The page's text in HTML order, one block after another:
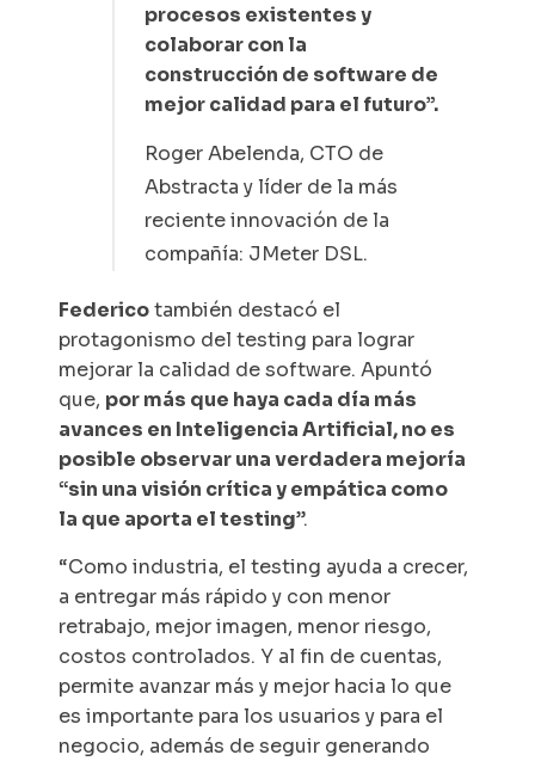
procesos existentes y
colaborar con la
construcción de software de
mejor calidad para el futuro”.
Roger Abelenda, CTO de
Abstracta y líder de la más
reciente innovación de la
compañía: JMeter DSL.
Federicotambién destacó el
protagonismo del testing para lograr
mejorar la calidad de software. Apuntó
que, por más que haya cada día más
avances en Inteligencia Artificial, no es
posible observar una verdadera mejoría
“sin una visión crítica y empática como
la que aporta el testing”.
“Como industria, el testing ayuda a crecer,
a entregar más rápido y con menor
retrabajo, mejor imagen, menor riesgo,
costos controlados. Y al fin de cuentas,
permite avanzar más y mejor hacia lo que
es importante para los usuarios y para el
negocio, además de seguir generando